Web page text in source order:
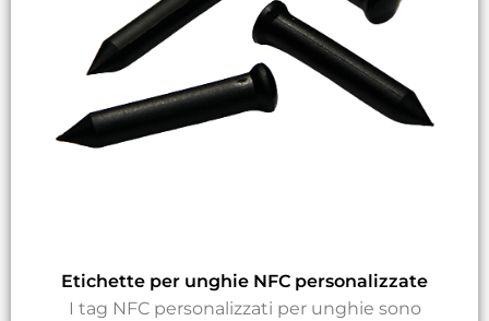
Etichette per unghie NFC personalizzate
I tag NFC personalizzati per unghie sono